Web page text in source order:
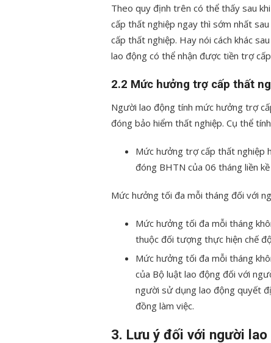
Theo quy định trên có thể thấy sau
cấp thất nghiệp ngay thì sớm nhất
cấp thất nghiệp. Hay nói cách khác
lao động có thể nhận được tiền trợ
2.2 Mức hưởng trợ cấp thất
Người lao động tính mức hưởng trợ
đóng bảo hiểm thất nghiệp. Cụ thể
Mức hưởng trợ cấp thất nghiệp
đóng BHTN của 06 tháng liền
Mức hưởng tối đa mỗi tháng đối với
Mức hưởng tối đa mỗi tháng
thuộc đối tượng thực hiện chế
Mức hưởng tối đa mỗi tháng
của Bộ luật lao động đối với
người sử dụng lao động quyết
đồng làm việc.
3. Lưu ý đối với người